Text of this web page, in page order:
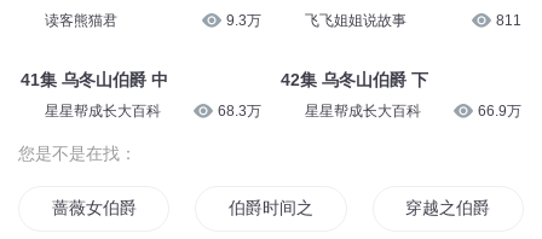
读客熊猫君 9.3万
41集 乌冬山伯爵 中
星星帮成长大百科 68.3万
飞飞姐姐说故事 811
42集 乌冬山伯爵 下
星星帮成长大百科 66.9万
您是不是在找：
蔷薇女伯爵 伯爵时间之轮 穿越之伯爵小姐